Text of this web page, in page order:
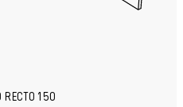
RECTO 150